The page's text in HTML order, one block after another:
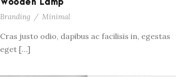
Wooden Lamp
Branding / Minimal
Cras justo odio, dapibus ac facilisis in, egestas
eget […]